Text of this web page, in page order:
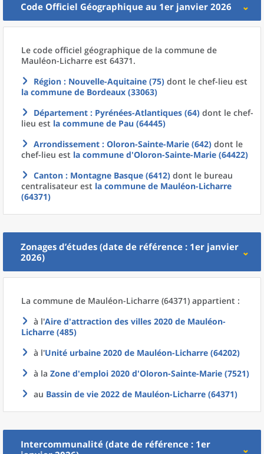
Code Officiel Géographique au 1er janvier 2026
Le code officiel géographique de la commune de
Mauléon-Licharre est 64371.
Région : Nouvelle-Aquitaine (75) dont le chef-lieu est
la commune de Bordeaux (33063)
Département : Pyrénées-Atlantiques (64) dont le chef-
lieu est la commune de Pau (64445)
Arrondissement : Oloron-Sainte-Marie (642) dont le
chef-lieu est la commune d'Oloron-Sainte-Marie (64422)
Canton : Montagne Basque (6412) dont le bureau
centralisateur est la commune de Mauléon-Licharre
(64371)
Zonages d’études (date de référence : 1er janvier
2026)
La commune de Mauléon-Licharre (64371) appartient :
à l'Aire d'attraction des villes 2020 de Mauléon-
Licharre (485)
à l'Unité urbaine 2020 de Mauléon-Licharre (64202)
à la Zone d'emploi 2020 d'Oloron-Sainte-Marie (7521)
au Bassin de vie 2022 de Mauléon-Licharre (64371)
Intercommunalité (date de référence : 1er